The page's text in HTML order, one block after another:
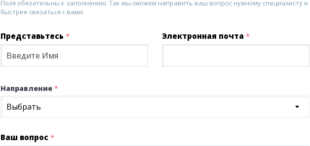
Поля обязательны к заполнению. Так мы сможем направить ваш вопрос нужному специалисту и
быстрее связаться с вами.
Представьтесь * Электронная почта*
Направление *
Выбрать
Ваш вопрос *